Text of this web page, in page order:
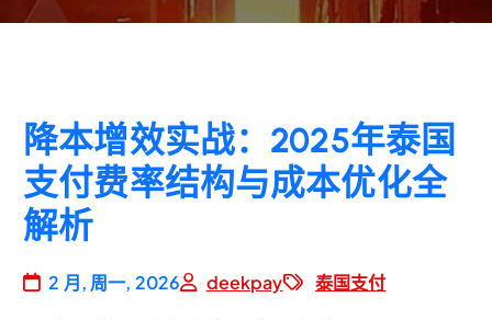
降本增效实战：2025年泰国
支付费率结构与成本优化全
解析
2 月, 周一, 2026 deekpay 泰国支付